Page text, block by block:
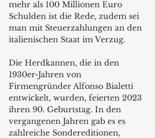
mehr als 100 Millionen Euro
Schulden ist die Rede, zudem sei
man mit Steuerzahlungen an den
italienischen Staat im Verzug.
Die Herdkannen, die in den
1930er-Jahren von
Firmengründer Alfonso Bialetti
entwickelt, wurden, feierten 2023
ihren 90. Geburtstag. In den
vergangenen Jahren gab es es
zahlreiche Sondereditionen,